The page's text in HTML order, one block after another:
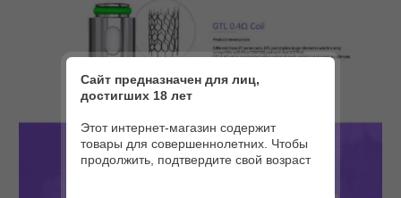
Сайт предназначен для лиц,
достигших 18 лет
Этот интернет-магазин содержит
товары для совершеннолетних. Чтобы
продолжить, подтвердите свой возраст